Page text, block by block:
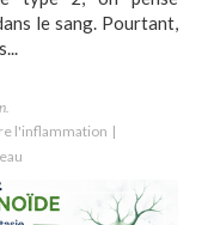
le sang. Pourtant,
l'inflammation